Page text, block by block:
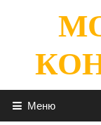
содержимому
Меню